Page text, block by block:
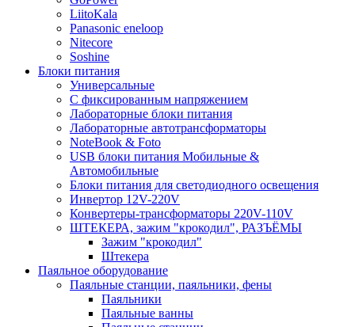
LiitoKala
Panasonic eneloop
Nitecore
Soshine
Блоки питания
Универсальные
C фиксированным напряжением
Лабораторные блоки питания
Лабораторные автотрансформаторы
NoteBook & Foto
USB блоки питания Мобильные &
Автомобильные
Блоки питания для светодиодного освещения
Инвертор 12V-220V
Конвертеры-трансформаторы 220V-110V
ШТЕКЕРА, зажим "крокодил", РАЗЪЁМЫ
Зажим "крокодил"
Штекера
Паяльное оборудование
Паяльные станции, паяльники, фены
Паяльники
Паяльные ванны